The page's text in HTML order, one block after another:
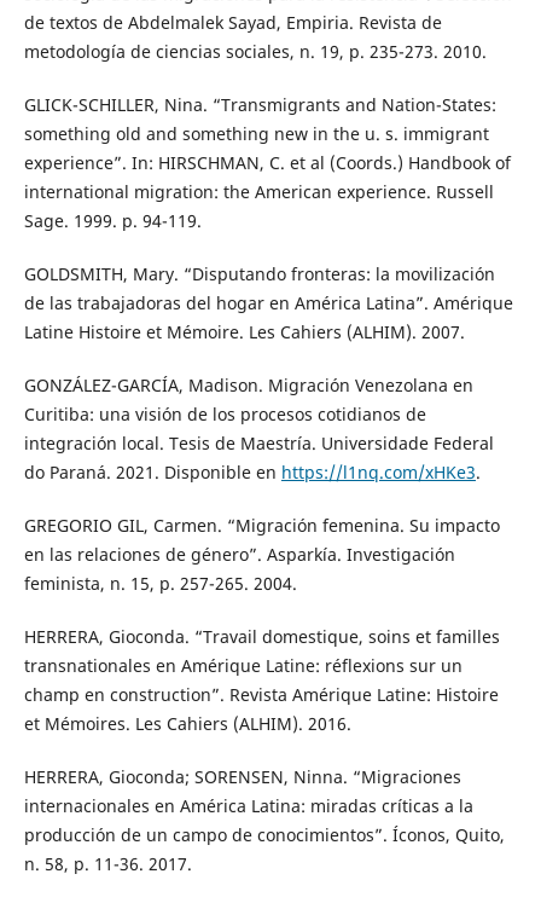
de textos de Abdelmalek Sayad, Empiria. Revista de
metodología de ciencias sociales, n. 19, p. 235-273. 2010.
GLICK-SCHILLER, Nina. “Transmigrants and Nation-States:
something old and something new in the u. s. immigrant
experience”. In: HIRSCHMAN, C. et al (Coords.) Handbook of
international migration: the American experience. Russell
Sage. 1999. p. 94-119.
GOLDSMITH, Mary. “Disputando fronteras: la movilización
de las trabajadoras del hogar en América Latina”. Amérique
Latine Histoire et Mémoire. Les Cahiers (ALHIM). 2007.
GONZÁLEZ-GARCÍA, Madison. Migración Venezolana en
Curitiba: una visión de los procesos cotidianos de
integración local. Tesis de Maestría. Universidade Federal
do Paraná. 2021. Disponible en https://l1nq.com/xHKe3.
GREGORIO GIL, Carmen. “Migración femenina. Su impacto
en las relaciones de género”. Asparkía. Investigación
feminista, n. 15, p. 257-265. 2004.
HERRERA, Gioconda. “Travail domestique, soins et familles
transnationales en Amérique Latine: réflexions sur un
champ en construction”. Revista Amérique Latine: Histoire
et Mémoires. Les Cahiers (ALHIM). 2016.
HERRERA, Gioconda; SORENSEN, Ninna. “Migraciones
internacionales en América Latina: miradas críticas a la
producción de un campo de conocimientos”. Íconos, Quito,
n. 58, p. 11-36. 2017.